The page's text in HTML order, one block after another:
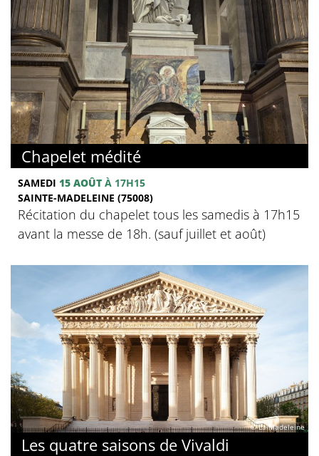
Chapelet médité
SAMEDI 15 AOÛT À 17H15
SAINTE-MADELEINE (75008)
Récitation du chapelet tous les samedis à 17h15
avant la messe de 18h. (sauf juillet et août)
© La Madeleine
Les quatre saisons de Vivaldi